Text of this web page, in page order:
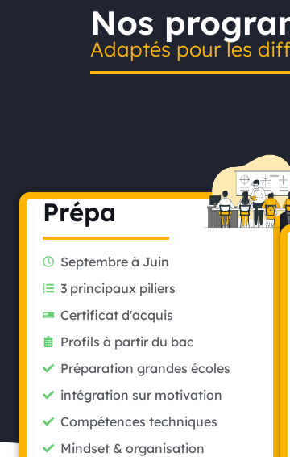
Nos
Adaptés pour les
Prépa
Septembre à Juin
3 principaux piliers
Certificat d'acquis
Profils à partir du bac
Préparation grandes écoles
intégration sur motivation
Compétences techniques
Mindset & organisation